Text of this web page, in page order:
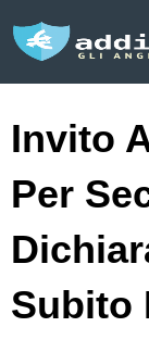
Invito
Per
Subito